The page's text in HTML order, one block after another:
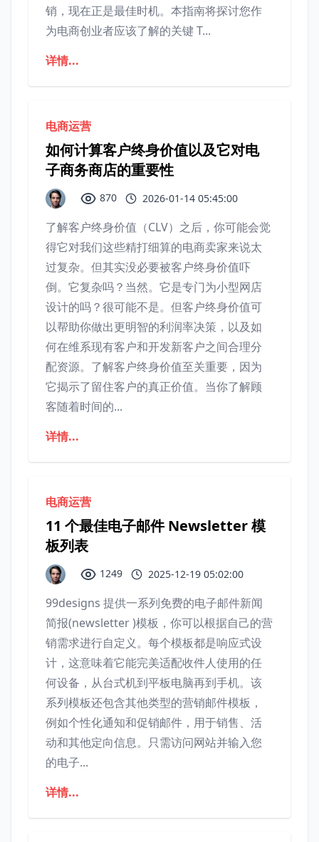
销，现在正是最佳时机。本指南将探讨您作
为电商创业者应该了解的关键 T...
详情...
电商运营
如何计算客户终身价值以及它对电
子商务商店的重要性
870 2026-01-14 05:45:00
了解客户终身价值（CLV）之后，你可能会觉
得它对我们这些精打细算的电商卖家来说太
过复杂。但其实没必要被客户终身价值吓
倒。它复杂吗？当然。它是专门为小型网店
设计的吗？很可能不是。但客户终身价值可
以帮助你做出更明智的利润率决策，以及如
何在维系现有客户和开发新客户之间合理分
配资源。了解客户终身价值至关重要，因为
它揭示了留住客户的真正价值。当你了解顾
客随着时间的...
详情...
电商运营
11 个最佳电子邮件 Newsletter 模
板列表
1249 2025-12-19 05:02:00
99designs 提供一系列免费的电子邮件新闻
简报(newsletter )模板，你可以根据自己的营
销需求进行自定义。每个模板都是响应式设
计，这意味着它能完美适配收件人使用的任
何设备，从台式机到平板电脑再到手机。该
系列模板还包含其他类型的营销邮件模板，
例如个性化通知和促销邮件，用于销售、活
动和其他定向信息。只需访问网站并输入您
的电子...
详情...